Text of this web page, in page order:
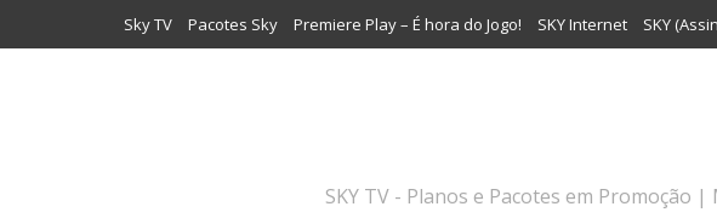
Sky TV Pacotes Sky Premiere Play – É hora do Jogo! SKY Internet SKY
SKY TV - Planos e Pacotes em Promoção